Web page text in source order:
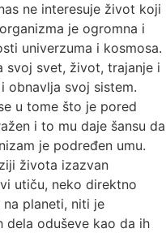
ne interesuje život koji
je ogromna i
univerzuma i kosmosa.
svoj svet, život, trajanje i
obnavlja svoj sistem.
u tome što je pored
i to mu daje šansu da
je podređen umu.
života izazvan
utiču, neko direktno
planeti, niti je
dela oduševe kao da ih